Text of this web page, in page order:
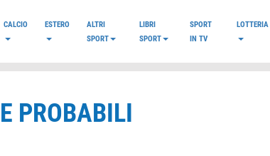
CALCIO ESTERO
ALTRI
SPORT
LIBRI
SPORT
SPORT
IN TV
LOTTERIA
PROBABILI